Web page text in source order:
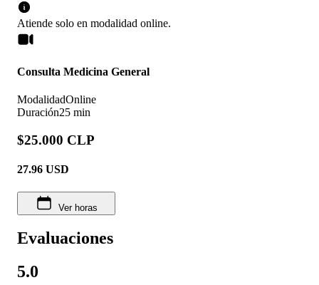
Atiende solo en modalidad online.
Consulta Medicina General
ModalidadOnline
Duración25 min
$25.000 CLP
27.96 USD
Ver horas
Evaluaciones
5.0